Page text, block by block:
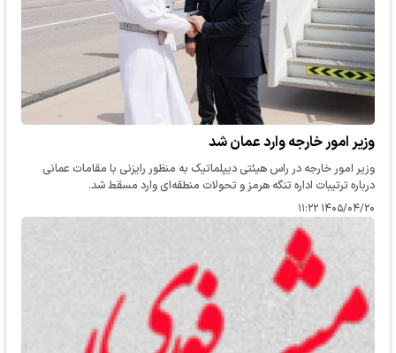
وزیر امور خارجه وارد عمان شد
وزیر امور خارجه در راس هیئتی دیپلماتیک به منظور رایزنی با مقامات عمانی
درباره ترتیبات اداره تنگه هرمز و تحولات منطقه‌ای وارد مسقط شد.
۱۴۰۵/۰۴/۲۰ ۱۱:۲۲